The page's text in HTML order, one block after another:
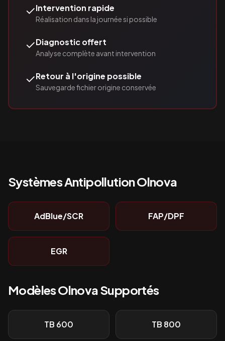
✓Intervention rapide
Réalisation dans la journée si possible
✓Diagnostic offert
Analyse complète avant intervention
✓Retour à l'origine possible
Sauvegarde fichier origine conservée
Systèmes AntipollutionOlnova
AdBlue/SCR FAP/DPF
EGR
ModèlesOlnovaSupportés
TB 600 TB 800